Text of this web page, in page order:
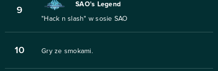
9
SAO's Legend
"Hack n slash" w sosie SAO
10 Gry ze smokami.